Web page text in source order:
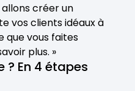
allons créer un
vos clients idéaux à
que vous faites
plus. »
En 4 étapes